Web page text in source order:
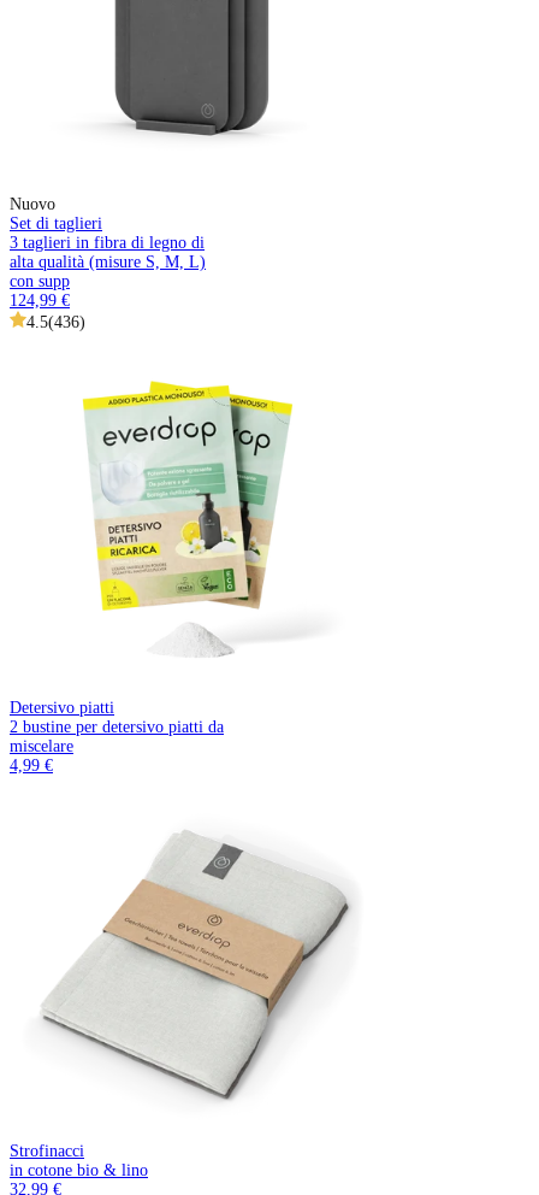
Nuovo
Set di taglieri
3 taglieri in fibra di legno di
alta qualità (misure S, M, L)
con supp
124,99 €
4.5(436)
Detersivo piatti
2 bustine per detersivo piatti da
miscelare
4,99 €
Strofinacci
in cotone bio & lino
32,99 €